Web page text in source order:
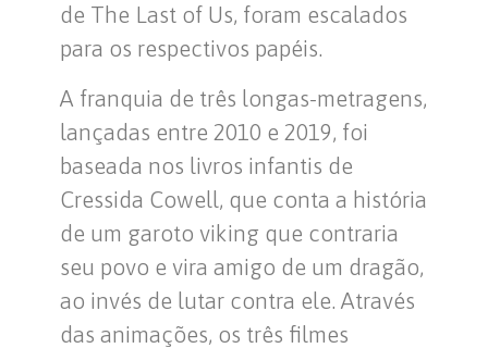
de The Last of Us, foram escalados
para os respectivos papéis.
A franquia de três longas-metragens,
lançadas entre 2010 e 2019, foi
baseada nos livros infantis de
Cressida Cowell, que conta a história
de um garoto viking que contraria
seu povo e vira amigo de um dragão,
ao invés de lutar contra ele. Através
das animações, os três filmes